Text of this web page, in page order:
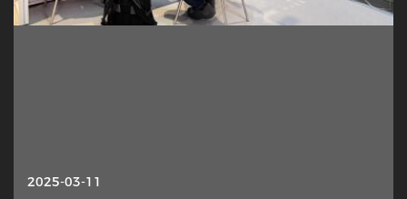
2025-10-13
2025-03-11